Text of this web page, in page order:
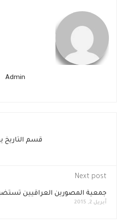
Admin
قسم التاريخ
Next post
جمعية المصورين العراقيين
أبريل 2, 2015